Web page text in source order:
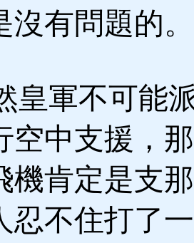
沒有問題的。
軍不可能
空中支援，
機肯定是支
忍不住打了